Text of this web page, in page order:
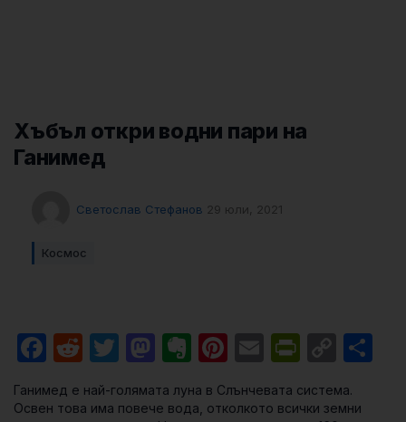
Хъбъл откри водни пари на
Ганимед
Светослав Стефанов 29 юли, 2021
Космос
Facebook
RedditTwitter
Mastodon
Evernote
Pinterest
Email
Ганимед е най-голямата луна в Слънчевата система.
Освен това има повече вода, отколкото всички земни